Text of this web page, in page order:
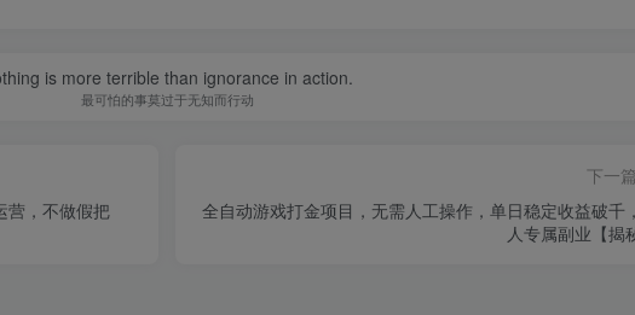
is more terrible than ignorance in action.
最可怕的事莫过于无知而行动
营，不做假把
下一篇
全自动游戏打金项目，无需人工操作，单日稳定收益破千
人专属副业【揭